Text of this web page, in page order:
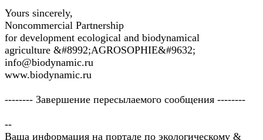
Yours sincerely,
Noncommercial Partnership
for development ecological and biodynamical
agriculture &#8992;AGROSOPHIE&#9632;
info@biodynamic.ru
www.biodynamic.ru
-------- Завершение пересылаемого сообщения --------
--
Ваша информация на портале по экологическому &